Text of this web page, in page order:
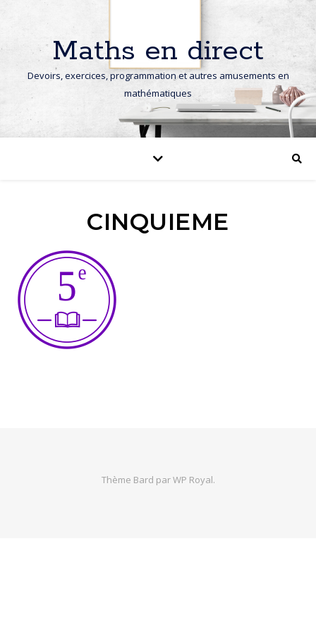
Maths en direct
Devoirs, exercices, programmation et autres amusements en
mathématiques
CINQUIEME
Thème Bard parWP Royal.